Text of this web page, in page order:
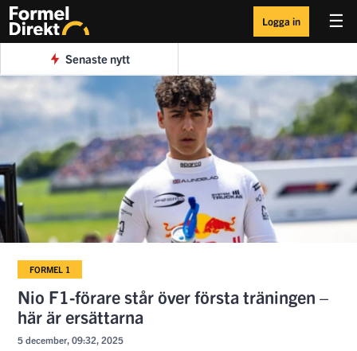
☰
Logga in
Senaste nytt
FORMEL 1
Nio F1-förare står över första träningen –
här är ersättarna
5 december, 09:32, 2025